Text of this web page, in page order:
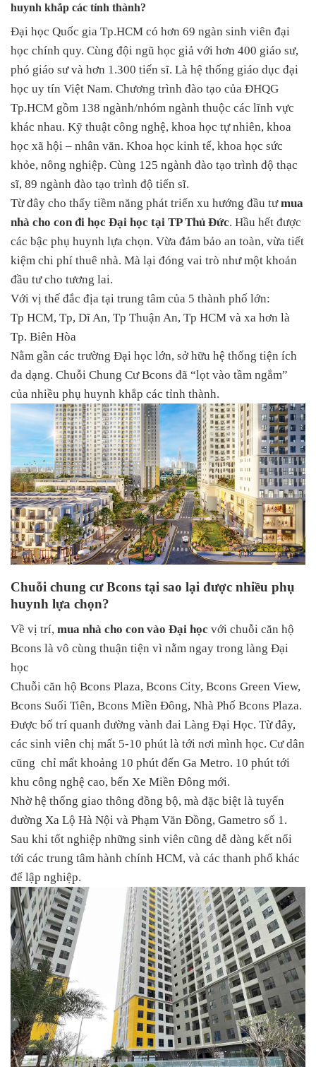
huynh khắp các tỉnh thành?
Đại học Quốc gia Tp.HCM có hơn 69 ngàn sinh viên đại
học chính quy. Cùng đội ngũ học giả với hơn 400 giáo sư,
phó giáo sư và hơn 1.300 tiến sĩ. Là hệ thống giáo dục đại
học uy tín Việt Nam. Chương trình đào tạo của ĐHQG
Tp.HCM gồm 138 ngành/nhóm ngành thuộc các lĩnh vực
khác nhau. Kỹ thuật công nghệ, khoa học tự nhiên, khoa
học xã hội – nhân văn. Khoa học kinh tế, khoa học sức
khỏe, nông nghiệp. Cùng 125 ngành đào tạo trình độ thạc
sĩ, 89 ngành đào tạo trình độ tiến sĩ.
Từ đây cho thấy tiềm năng phát triển xu hướng đầu tưmua
nhà cho con đi học Đại học tại TP Thủ Đức. Hầu hết được
các bậc phụ huynh lựa chọn. Vừa đảm bảo an toàn, vừa tiết
kiệm chi phí thuê nhà. Mà lại đóng vai trò như một khoản
đầu tư cho tương lai.
Với vị thế đắc địa tại trung tâm của 5 thành phố lớn:
Tp HCM, Tp, Dĩ An, Tp Thuận An, Tp HCM và xa hơn là
Tp. Biên Hòa
Nằm gần các trường Đại học lớn, sở hữu hệ thống tiện ích
đa dạng. Chuỗi Chung Cư Bcons đã “lọt vào tầm ngắm”
của nhiều phụ huynh khắp các tỉnh thành.
Chuỗi chung cư Bcons tại sao lại được nhiều phụ
huynh lựa chọn?
Về vị trí, mua nhà cho con vào Đại học với chuỗi căn hộ
Bcons là vô cùng thuận tiện vì nằm ngay trong làng Đại
học
Chuỗi căn hộ Bcons Plaza, Bcons City, Bcons Green View,
Bcons Suối Tiên, Bcons Miền Đông, Nhà Phố Bcons Plaza.
Được bố trí quanh đường vành đai Làng Đại Học. Từ đây,
các sinh viên chị mất 5-10 phút là tới nơi mình học. Cư dân
cũng chỉ mất khoảng 10 phút đến Ga Metro. 10 phút tới
khu công nghệ cao, bến Xe Miền Đông mới.
Nhờ hệ thống giao thông đồng bộ, mà đặc biệt là tuyến
đường Xa Lộ Hà Nội và Phạm Văn Đồng, Gametro số 1.
Sau khi tốt nghiệp những sinh viên cũng dễ dàng kết nối
tới các trung tâm hành chính HCM, và các thanh phố khác
để lập nghiệp.